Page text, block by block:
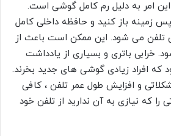
این امر به دلیل رم کامل گوشی است.
زمینه باز کنید و حافظه داخلی کامل
تلفن می شود. این ممکن است باعث از
خرابی باتری و بسیاری از یادداشت
که افراد زیادی گوشی های جدید بخرند.
و افزایش طول عمر تلفن ، کافی
را که نیازی به آن ندارید از تلفن خود